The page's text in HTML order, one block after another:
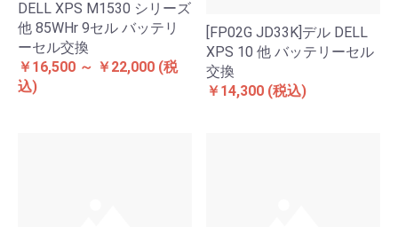
DELL XPS M1530 シリーズ
他 85WHr 9セル バッテリ
ーセル交換
￥16,500 ～ ￥22,000 (税
込)
[FP02G JD33K]デル DELL
XPS 10 他 バッテリーセル
交換
￥14,300 (税込)